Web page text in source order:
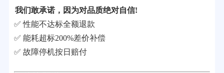
我们敢承诺，因为对品质绝对自信!
✅ 性能不达标全额退款
✅ 能耗超标200%差价补偿
✅ 故障停机按日赔付